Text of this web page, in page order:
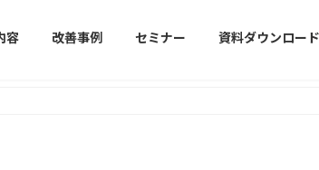
容 改善事例 セミナー 資料ダウンロード